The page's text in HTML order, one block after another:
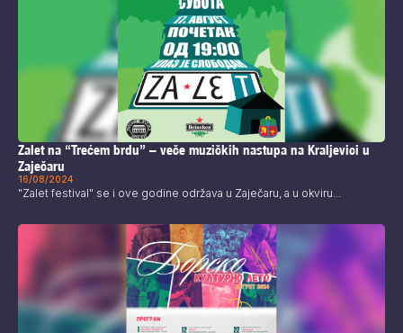
Zalet na “Trećem brdu” – veče muzičkih nastupa na Kraljevici u
Zaječaru
16/08/2024
"Zalet festival" se i ove godine održava u Zaječaru, a u okviru...